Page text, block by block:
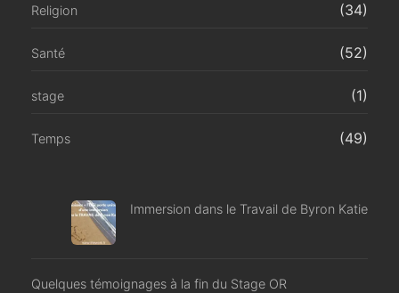
Religion (34)
Santé (52)
stage (1)
Temps (49)
Immersion dans le Travail de Byron Katie
Quelques témoignages à la fin du Stage OR